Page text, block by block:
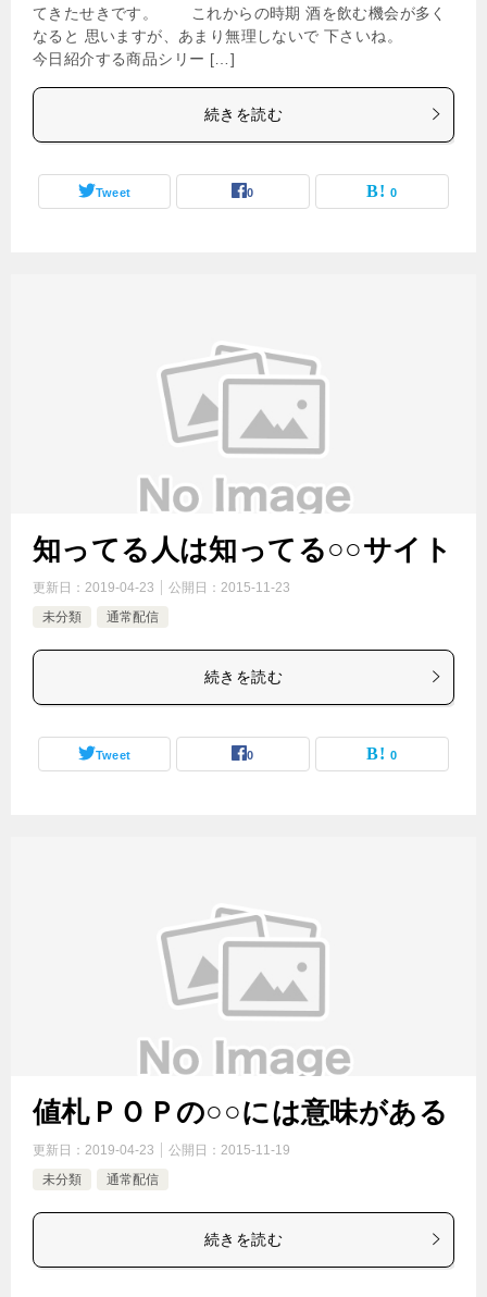
てきたせきです。 これからの時期 酒を飲む機会が多く
なると 思いますが、あまり無理しないで 下さいね。
今日紹介する商品シリー […]
続きを読む
Tweet 0 0
知ってる人は知ってる○○サイト
更新日： 2019-04-23 公開日： 2015-11-23
未分類
通常配信
続きを読む
Tweet 0 0
値札ＰＯＰの○○には意味がある
更新日： 2019-04-23 公開日： 2015-11-19
未分類
通常配信
続きを読む